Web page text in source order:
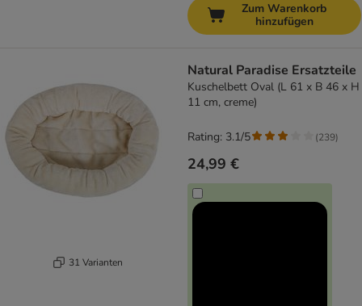
Zum Warenkorb
hinzufügen
31 Varianten
Natural Paradise Ersatzteile
Kuschelbett Oval (L 61 x B 46 x H
11 cm, creme)
24,99 €
Rating: 3.1/5 (239)